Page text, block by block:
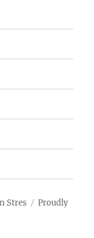
Stres
Proudly